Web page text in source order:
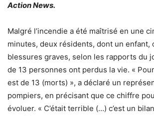
Action News.
Malgré l’incendie a été maîtrisé en une
minutes, deux résidents, dont un enfant,
blessures graves, selon les rapports du
de 13 personnes ont perdus la vie. «
est de 13 (morts) », a déclaré un
pompiers, en précisant que ce chiffre
évoluer. « C’était terrible (…) c’est un